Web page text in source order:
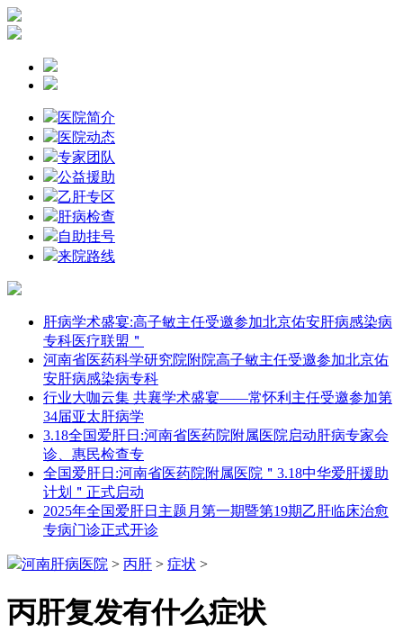
医院简介
医院动态
专家团队
公益援助
乙肝专区
肝病检查
自助挂号
来院路线
肝病学术盛宴:高子敏主任受邀参加北京佑安肝病感染病
专科医疗联盟＂
河南省医药科学研究院附院高子敏主任受邀参加北京佑
安肝病感染病专科
行业大咖云集 共襄学术盛宴——常怀利主任受邀参加第
34届亚太肝病学
3.18全国爱肝日:河南省医药院附属医院启动肝病专家会
诊、惠民检查专
全国爱肝日:河南省医药院附属医院＂3.18中华爱肝援助
计划＂正式启动
2025年全国爱肝日主题月第一期暨第19期乙肝临床治愈
专病门诊正式开诊
河南肝病医院 > 丙肝 > 症状 >
丙肝复发有什么症状